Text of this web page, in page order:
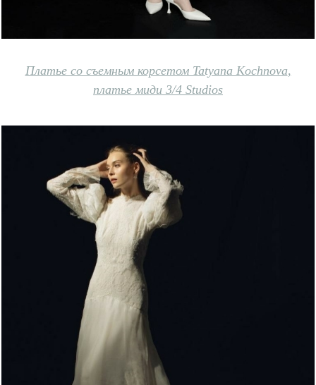
Платье со съемным корсетом Tatyana Kochnova,
платье миди 3/4 Studios